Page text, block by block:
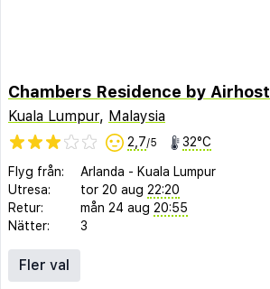
Chambers Residence by Airhost
Kuala Lumpur, Malaysia
2,7/5 32°C
Flyg från: Arlanda - Kuala Lumpur
Utresa:
tor 20 aug 22:20
Retur:
mån 24 aug 20:55
Nätter:
3
Fler val